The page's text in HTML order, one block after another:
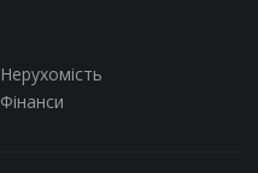
Нерухомість
Фінанси